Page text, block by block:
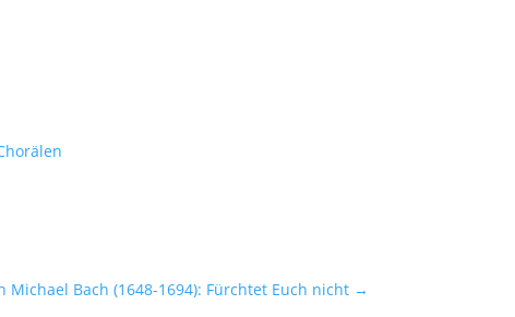
Michael Bach (1648-1694): Fürchtet Euch nicht→